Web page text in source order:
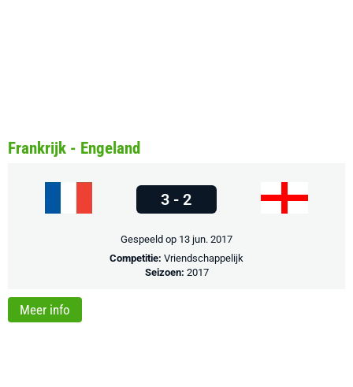
Frankrijk - Engeland
3 - 2
Gespeeld op 13 jun. 2017
Competitie: Vriendschappelijk
Seizoen: 2017
Meer info